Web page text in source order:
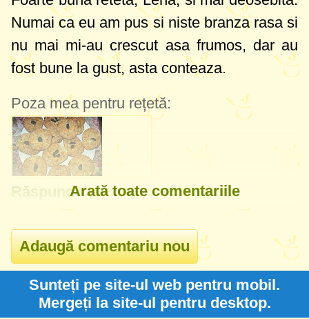
Numai ca eu am pus si niste branza rasa si
nu mai mi-au crescut asa frumos, dar au
fost bune la gust, asta conteaza.
Poza mea pentru rețetă:
RăspundeArată toate comentariile
Sunteți pe site-ul web pentru mobil.
Mergeți la site-ul pentru desktop.